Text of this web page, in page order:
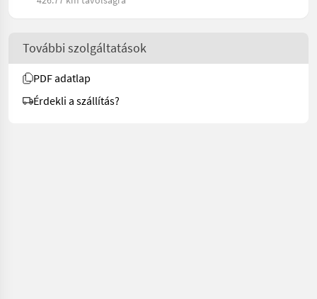
További szolgáltatások
PDF adatlap
Érdekli a szállítás?